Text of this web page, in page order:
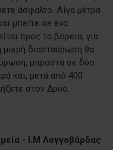
άσφαλτο. Λίγα μέτρα
μπείτε σε ένα
προς τα βόρεια, για
μικρή διασταύρωση θα
μπροστά σε δύο
και, μετά από 400
στον Δρυό.
- Ι.Μ Λογγοβάρδας